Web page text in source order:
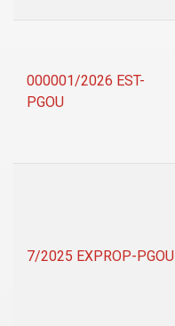
000001/2026 EST-
PGOU
7/2025 EXPROP-PGOU